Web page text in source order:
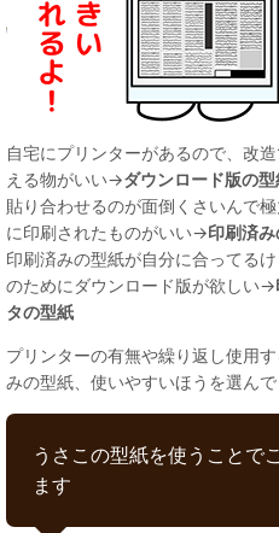
自宅にプリンターがあるので、改
える物がいい→ダウンロード版の型
貼り合わせるのが面倒くさいんで
に印刷されたものがいい→印刷済
印刷済みの型紙が自分に合ってる
のためにダウンロード版が欲しい→
タの型紙
プリンターの有無や繰り返し使用
みの型紙、使いやすいほうを選んで
うさこの型紙を使うことで
ます